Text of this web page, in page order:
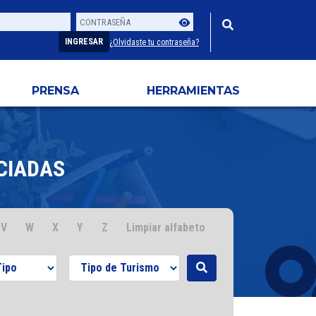
Usuario
Contraseña
INGRESAR ¿Olvidaste tu contraseña?
PRENSA HERRAMIENTAS
V W X Y Z Limpiar alfabeto